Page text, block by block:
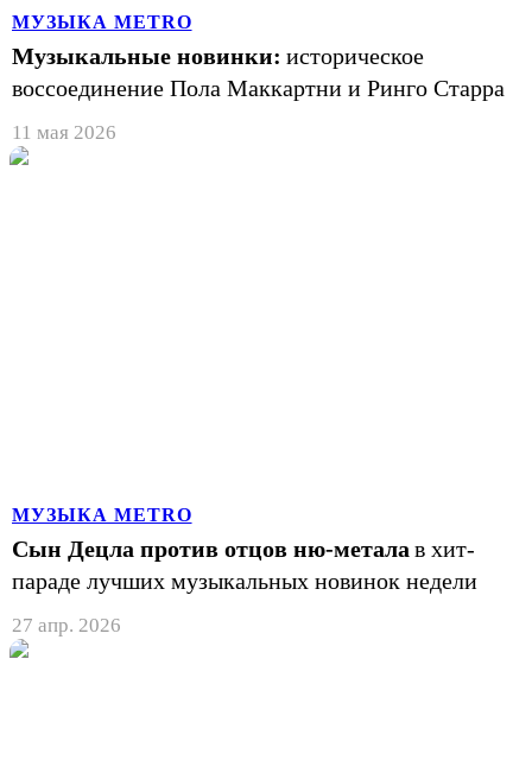
МУЗЫКА METRO
Музыкальные новинки: историческое
воссоединение Пола Маккартни и Ринго Старра
11 мая 2026
МУЗЫКА METRO
Сын Децла против отцов ню-метала в хит-
параде лучших музыкальных новинок недели
27 апр. 2026